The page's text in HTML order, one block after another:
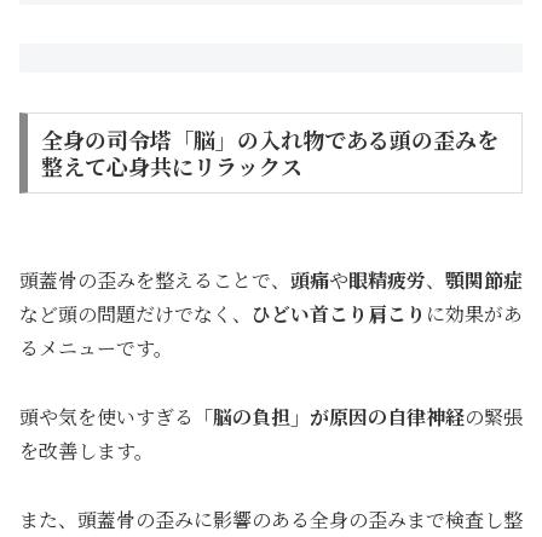
全身の司令塔「脳」の入れ物である頭の歪みを
整えて心身共にリラックス
頭蓋骨の歪みを整えることで、 頭痛や眼精疲労、 顎関節症
など頭の問題だけでなく、 ひどい首こり 肩こり に効果があ
るメニューです。
頭や気を使いすぎる 「脳の負担」が原因の自律神経の緊張
を改善します。
また、頭蓋骨の歪みに影響のある全身の歪みまで検査し整